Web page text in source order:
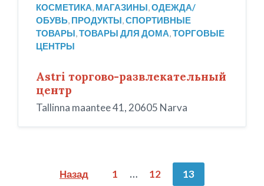
КОСМЕТИКА МАГАЗИНЫ ОДЕЖДА/
ОБУВЬ ПРОДУКТЫ СПОРТИВНЫЕ
ТОВАРЫ ТОВАРЫ ДЛЯ ДОМА ТОРГОВЫЕ
ЦЕНТРЫ
Astri торгово-развлекательный
центр
Tallinna maantee 41, 20605 Narva
Пагинация
Назад 1 … 12 13